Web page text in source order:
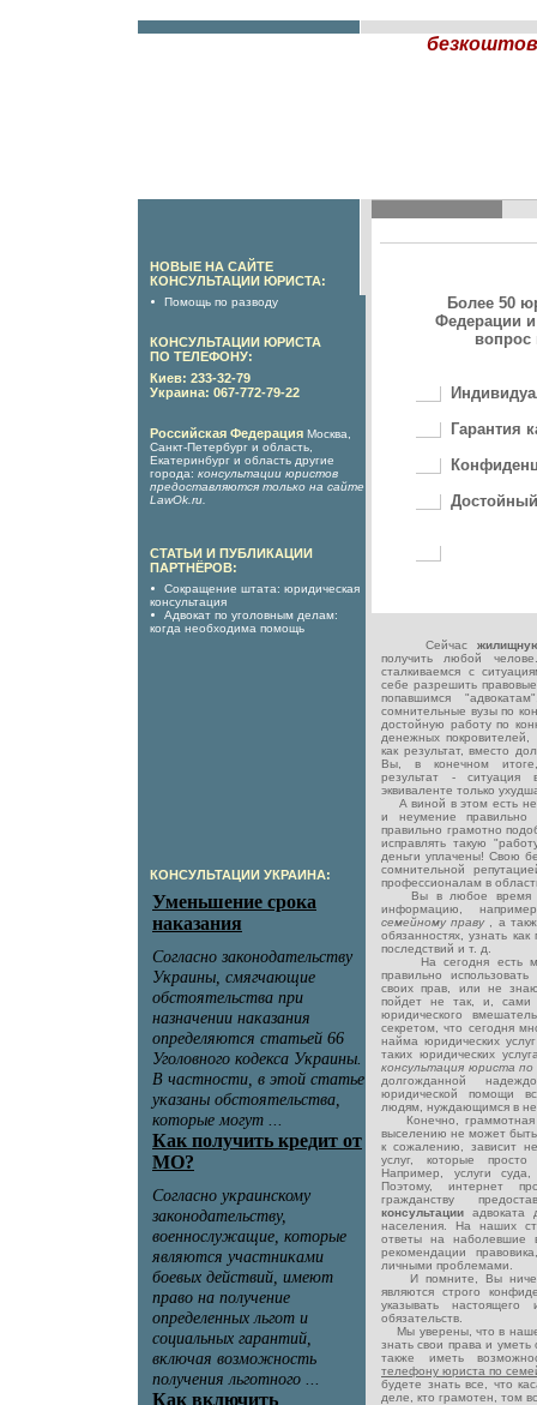
НОВЫЕ НА САЙТЕ
КОНСУЛЬТАЦИИ ЮРИСТА:
Помощь по разводу
КОНСУЛЬТАЦИИ ЮРИСТА
ПО ТЕЛЕФОНУ:
Киев: 233-32-79
Украина: 067-772-79-22
Российская Федерация Москва,
Санкт-Петербург и область,
Екатеринбург и область другие
города: консультации юристов
предоставляются только на сайте
LawOk.ru
СТАТЬИ И ПУБЛИКАЦИИ
ПАРТНЁРОВ:
Сокращение штата: юридическая
консультация
Адвокат по уголовным делам:
когда необходима помощь
КОНСУЛЬТАЦИИ УКРАИНА:
Более 50
Федерации
вопрос
Гарантия
Сейчас
получить любой
сталкиваемся с
себе разрешить
попавшимся
сомнительные вузы по
достойную работу по
денежных
как результат, вместо
Вы, в конечном
результат -
эквиваленте только
А виной в этом есть
и неумение правильно
правильно грамотно
исправлять такую
деньги уплачены! Свою
сомнительной
профессионалам в
Вы в любое время
информацию,
семейному праву
, а
обязанностях, узнать
последствий и т. д.
На сегодня есть
правильно
своих прав, или не
пойдет не так, и, сами
юридического
секретом, что сегодня
найма юридических
таких юридических
консультация юриста
долгожданной
юридической помощи
людям, нуждающимся в
Конечно, граммотная и
выселению не может
к сожалению, зависит
услуг, которые
Например, услуги
Поэтому, интернет
гражданству
консультацииадвоката
населения. На наших
ответы на наболевшие
рекомендации
личными проблемами.
И помните, Вы
являются строго
указывать
обязательств.
Мы уверены, что в
знать свои права и уметь
также иметь
телефону юриста по
будете знать все, что
деле, кто грамотен, том